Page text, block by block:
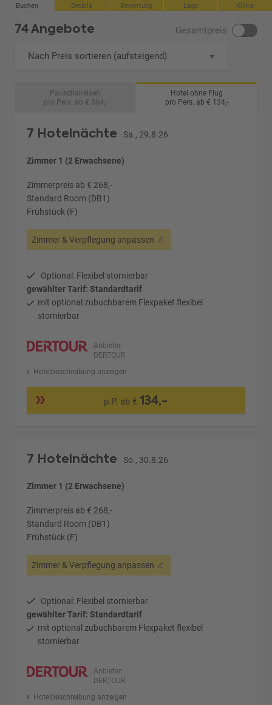
Buchen Details Bewertung Lage Klima
74 Angebote Gesamtpreis
Nach Preis sortieren (aufsteigend)
Pauschalreisen
pro Pers. ab € 364,-
Hotel ohne Flug
pro Pers. ab € 134,-
7 Hotelnächte Sa., 29.8.26
Zimmer 1 (2 Erwachsene)
Zimmerpreis ab € 268,-
Standard Room (DB1)
Frühstück (F)
Zimmer & Verpflegung anpassen
Optional: Flexibel stornierbar
gewählter Tarif: Standardtarif
mit optional zubuchbarem Flexpaket flexibel
stornierbar
Anbieter:
DERTOUR
Hotelbeschreibung anzeigen
p.P. ab €134,-
7 Hotelnächte So., 30.8.26
Zimmer 1 (2 Erwachsene)
Zimmerpreis ab € 268,-
Standard Room (DB1)
Frühstück (F)
Zimmer & Verpflegung anpassen
Optional: Flexibel stornierbar
gewählter Tarif: Standardtarif
mit optional zubuchbarem Flexpaket flexibel
stornierbar
Anbieter:
DERTOUR
Hotelbeschreibung anzeigen